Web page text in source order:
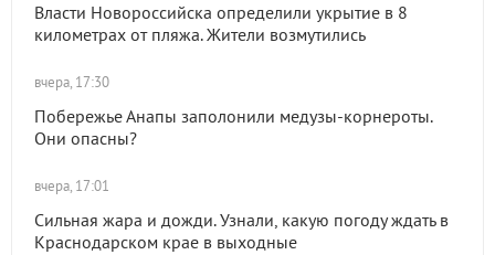
Власти Новороссийска определили укрытие в 8
километрах от пляжа. Жители возмутились
вчера, 17:30
Побережье Анапы заполонили медузы-корнероты.
Они опасны?
вчера, 17:01
Сильная жара и дожди. Узнали, какую погоду ждать в
Краснодарском крае в выходные